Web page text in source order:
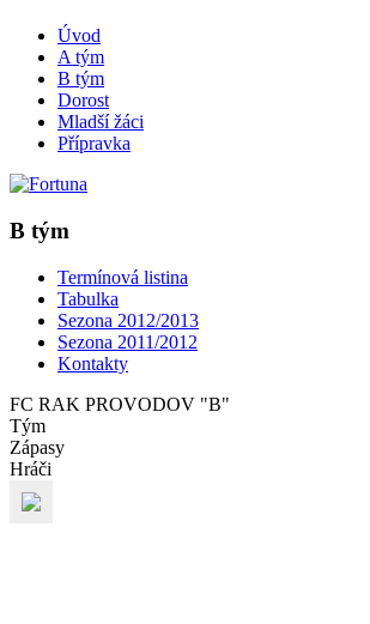
Úvod
A tým
B tým
Dorost
Mladší žáci
Přípravka
B tým
Termínová listina
Tabulka
Sezona 2012/2013
Sezona 2011/2012
Kontakty
FC RAK PROVODOV "B"
Tým
Zápasy
Hráči